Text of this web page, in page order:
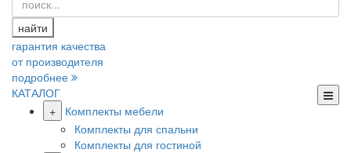
найти
гарантия качества
от производителя
подробнее
КАТАЛОГ
+
Комплекты мебели
Комплекты для спальни
Комплекты для гостиной